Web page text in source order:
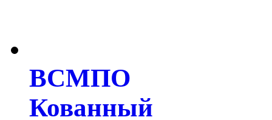
ВСМПО
Кованный